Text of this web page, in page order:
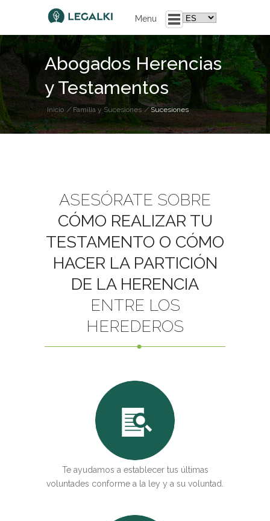
Menu
INICIO
QUIENES SOMOS
SERVICIOS
AFS Eroski/Fagor
Preferentes y Subordinadas
Permutas Financieras
VIVIENDA Y CONSTRUCCIÓN
Arrendamientos Urbanos
Compraventas
Propiedad Horizontal
Servidumbres
Vicios Constructivos
OPORTUNIDAD
EMPRESA
Concurso de acreedores
Mediación concursal y Preconcurso
Traslación de unidades productivas
Reestructuración y Refinanciación de deudas
PARTICULARES
Emprendedores
UNETE A LEGALKI
ÁREA CLIENTES
Abogados Herencias
y Testamentos
Inicio / Familia y Sucesiones / Sucesiones
ASESÓRATE SOBRE
CÓMO REALIZAR TU
TESTAMENTO O CÓMO
HACER LA PARTICIÓN
DE LA HERENCIA
ENTRE LOS
HEREDEROS
Te ayudamos a establecer tus últimas
voluntades conforme a la ley y a su voluntad.